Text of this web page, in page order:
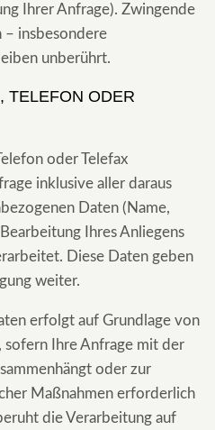
Ihrer Anfrage). Zwingende
– insbesondere
unberührt.
TELEFON ODER
oder Telefax
inklusive aller daraus
Daten (Name,
Ihres Anliegens
Diese Daten geben
weiter.
erfolgt auf Grundlage von
Ihre Anfrage mit der
oder zur
Maßnahmen erforderlich
die Verarbeitung auf